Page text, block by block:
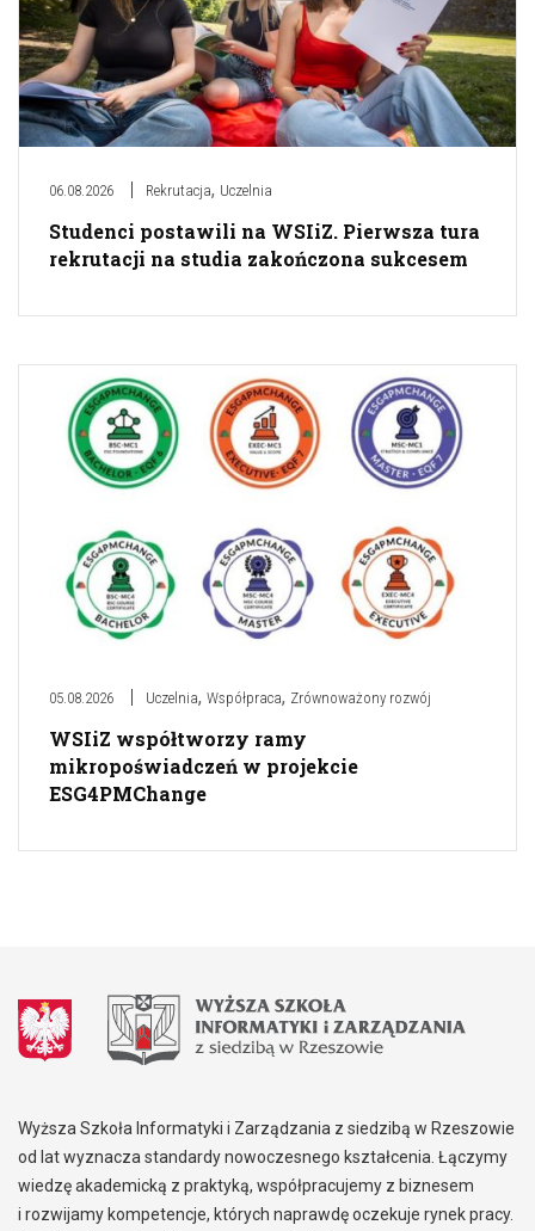
06.08.2026 Rekrutacja, Uczelnia
Studenci postawili na WSIiZ. Pierwsza tura
rekrutacji na studia zakończona sukcesem
05.08.2026 Uczelnia, Współpraca, Zrównoważony rozwój
WSIiZ współtworzy ramy
mikropoświadczeń w projekcie
ESG4PMChange
Wyższa Szkoła Informatyki i Zarządzania z siedzibą w Rzeszowie
od lat wyznacza standardy nowoczesnego kształcenia. Łączymy
wiedzę akademicką z praktyką, współpracujemy z biznesem
i rozwijamy kompetencje, których naprawdę oczekuje rynek pracy.